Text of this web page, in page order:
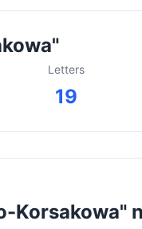
Letters
19
Korsakowa"